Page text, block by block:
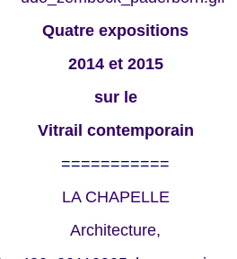
Quatre expositions
2014 et 2015
sur le
Vitrail contemporain
===========
LA CHAPELLE
Architecture,